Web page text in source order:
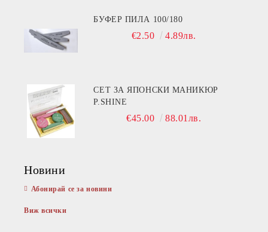
БУФЕР ПИЛА 100/180
€2.50 4.89лв.
СЕТ ЗА ЯПОНСКИ МАНИКЮР
P.SHINE
€45.00 88.01лв.
Новини
Абонирай се за новини
Виж всички